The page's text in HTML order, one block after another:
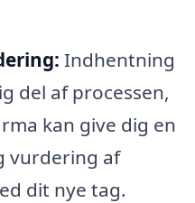
Indhentning
del af processen,
kan give dig en
vurdering af
dit nye tag.